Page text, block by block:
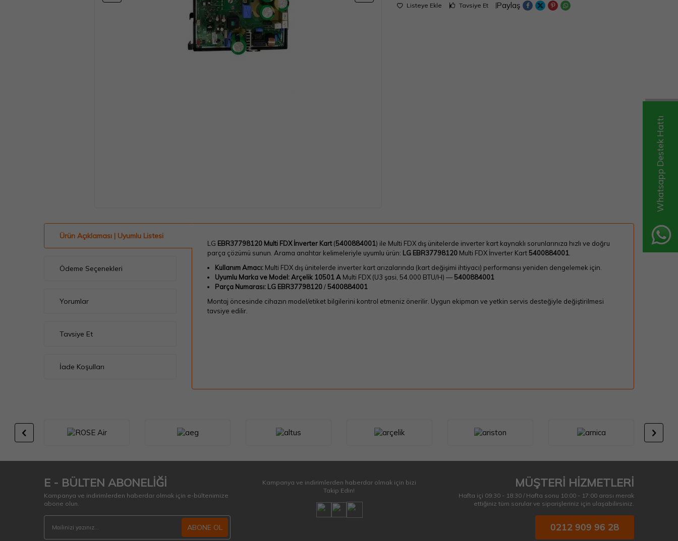
Whatsapp Destek Hattı
Listeye Ekle Tavsiye Et Paylaş
Ürün Açıklaması | Uyumlu Listesi
Ödeme Seçenekleri
Yorumlar
Tavsiye Et
İade Koşulları
LG EBR37798120 Multi FDX İnverter Kart(5400884001) ile Multi FDX dış ünitelerde inverter kart kaynaklı sorunlarınıza hızlı ve doğru
parça çözümü sunun. Arama anahtar kelimeleriyle uyumlu ürün: LG EBR37798120Multi FDX İnverter Kart5400884001.
Kullanım Amacı:Multi FDX dış ünitelerde inverter kart arızalarında (kart değişimi ihtiyacı) performansı yeniden dengelemek için.
Uyumlu Marka ve Model: Arçelik 10501 AMulti FDX (U3 şasi, 54.000 BTU/H) —5400884001
Parça Numarası: LG EBR37798120/5400884001
Montaj öncesinde cihazın model/etiket bilgilerini kontrol etmeniz önerilir. Uygun ekipman ve yetkin servis desteğiyle değiştirilmesi
tavsiye edilir.
E - BÜLTEN ABONELİĞİ
Kampanya ve indirimlerden haberdar olmak için e-bültenimize
abone olun.
ABONE OL
Kampanya ve indirimlerden haberdar olmak için bizi
Takip Edin!
MÜŞTERİ HİZMETLERİ
Hafta içi 09:30 - 18:30 / Hafta sonu 10:00 - 17:00 arası merak
ettiğiniz tüm sorular ve siparişleriniz için ulaşabilirsiniz.
0212 909 96 28